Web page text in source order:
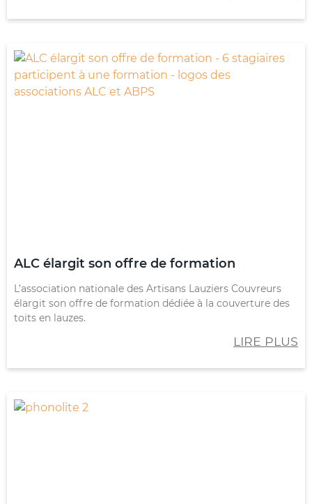
ALC élargit son offre de formation
L’association nationale des Artisans Lauziers Couvreurs
élargit son offre de formation dédiée à la couverture des
toits en lauzes.
LIRE PLUS